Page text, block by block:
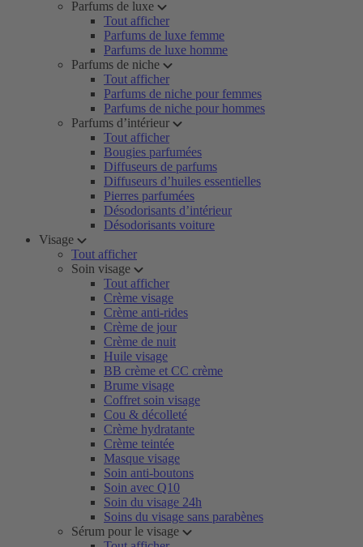
Parfums de luxe
Tout afficher
Parfums de luxe femme
Parfums de luxe homme
Parfums de niche
Tout afficher
Parfums de niche pour femmes
Parfums de niche pour hommes
Parfums d’intérieur
Tout afficher
Bougies parfumées
Diffuseurs de parfums
Diffuseurs d’huiles essentielles
Pierres parfumées
Désodorisants d’intérieur
Désodorisants voiture
Visage
Tout afficher
Soin visage
Tout afficher
Crème visage
Crème anti-rides
Crème de jour
Crème de nuit
Huile visage
BB crème et CC crème
Brume visage
Coffret soin visage
Cou & décolleté
Crème hydratante
Crème teintée
Masque visage
Soin anti-boutons
Soin avec Q10
Soin du visage 24h
Soins du visage sans parabènes
Sérum pour le visage